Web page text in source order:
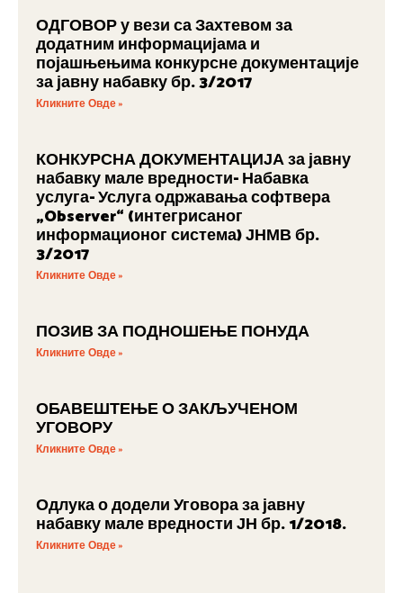
ОДГОВОР у вези са Захтевом за
додатним информацијама и
појашњењима конкурсне документације
за јавну набавку бр. 3/2017
Кликните Овде »
КОНКУРСНА ДОКУМЕНТАЦИЈА за јавну
набавку мале вредности- Набавка
услуга- Услуга одржавања софтвера
„Observer“ (интегрисаног
информационог система) ЈНМВ бр.
3/2017
Кликните Овде »
ПОЗИВ ЗА ПОДНОШЕЊЕ ПОНУДА
Кликните Овде »
ОБАВЕШТЕЊЕ О ЗАКЉУЧЕНОМ
УГОВОРУ
Кликните Овде »
Одлука о додели Уговора за јавну
набавку мале вредности ЈН бр. 1/2018.
Кликните Овде »